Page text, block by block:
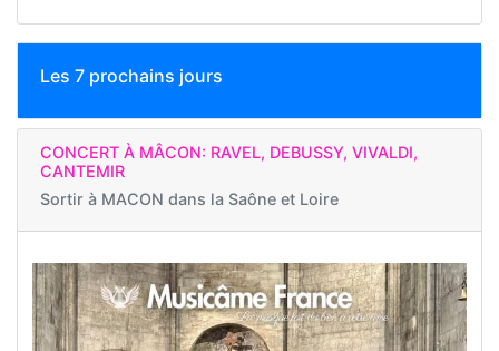
Les 7 prochains jours
CONCERT À MÂCON: RAVEL, DEBUSSY, VIVALDI,
CANTEMIR
Sortir à MACON dans la Saône et Loire